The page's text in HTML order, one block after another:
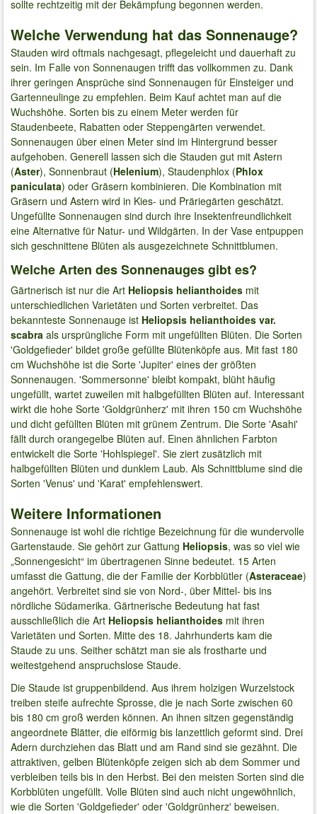
sollte rechtzeitig mit der Bekämpfung begonnen werden.
Welche Verwendung hat das Sonnenauge?
Stauden wird oftmals nachgesagt, pflegeleicht und dauerhaft zu
sein. Im Falle von Sonnenaugen trifft das vollkommen zu. Dank
ihrer geringen Ansprüche sind Sonnenaugen für Einsteiger und
Gartenneulinge zu empfehlen. Beim Kauf achtet man auf die
Wuchshöhe. Sorten bis zu einem Meter werden für
Staudenbeete, Rabatten oder Steppengärten verwendet.
Sonnenaugen über einen Meter sind im Hintergrund besser
aufgehoben. Generell lassen sich die Stauden gut mit Astern
(Aster), Sonnenbraut (Helenium), Staudenphlox (Phlox
paniculata) oder Gräsern kombinieren. Die Kombination mit
Gräsern und Astern wird in Kies- und Präriegärten geschätzt.
Ungefüllte Sonnenaugen sind durch ihre Insektenfreundlichkeit
eine Alternative für Natur- und Wildgärten. In der Vase entpuppen
sich geschnittene Blüten als ausgezeichnete Schnittblumen.
Welche Arten des Sonnenauges gibt es?
Gärtnerisch ist nur die Art Heliopsis helianthoides mit
unterschiedlichen Varietäten und Sorten verbreitet. Das
bekannteste Sonnenauge ist Heliopsis helianthoides var.
scabra als ursprüngliche Form mit ungefüllten Blüten. Die Sorten
'Goldgefieder' bildet große gefüllte Blütenköpfe aus. Mit fast 180
cm Wuchshöhe ist die Sorte 'Jupiter' eines der größten
Sonnenaugen. 'Sommersonne' bleibt kompakt, blüht häufig
ungefüllt, wartet zuweilen mit halbgefüllten Blüten auf. Interessant
wirkt die hohe Sorte 'Goldgrünherz' mit ihren 150 cm Wuchshöhe
und dicht gefüllten Blüten mit grünem Zentrum. Die Sorte 'Asahi'
fällt durch orangegelbe Blüten auf. Einen ähnlichen Farbton
entwickelt die Sorte 'Hohlspiegel'. Sie ziert zusätzlich mit
halbgefüllten Blüten und dunklem Laub. Als Schnittblume sind die
Sorten 'Venus' und 'Karat' empfehlenswert.
Weitere Informationen
Sonnenauge ist wohl die richtige Bezeichnung für die wundervolle
Gartenstaude. Sie gehört zur Gattung Heliopsis, was so viel wie
„Sonnengesicht“ im übertragenen Sinne bedeutet. 15 Arten
umfasst die Gattung, die der Familie der Korbblütler (Asteraceae)
angehört. Verbreitet sind sie von Nord-, über Mittel- bis ins
nördliche Südamerika. Gärtnerische Bedeutung hat fast
ausschließlich die Art Heliopsis helianthoides mit ihren
Varietäten und Sorten. Mitte des 18. Jahrhunderts kam die
Staude zu uns. Seither schätzt man sie als frostharte und
weitestgehend anspruchslose Staude.
Die Staude ist gruppenbildend. Aus ihrem holzigen Wurzelstock
treiben steife aufrechte Sprosse, die je nach Sorte zwischen 60
bis 180 cm groß werden können. An ihnen sitzen gegenständig
angeordnete Blätter, die eiförmig bis lanzettlich geformt sind. Drei
Adern durchziehen das Blatt und am Rand sind sie gezähnt. Die
attraktiven, gelben Blütenköpfe zeigen sich ab dem Sommer und
verbleiben teils bis in den Herbst. Bei den meisten Sorten sind die
Korbblüten ungefüllt. Volle Blüten sind auch nicht ungewöhnlich,
wie die Sorten 'Goldgefieder' oder 'Goldgrünherz' beweisen.